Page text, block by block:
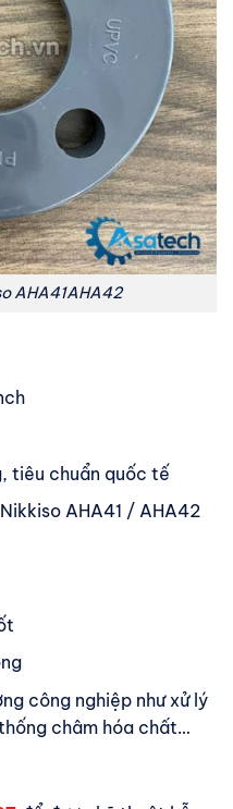
AHA41AHA42
tiêu chuẩn quốc tế
AHA41 / AHA42
công nghiệp như xử lý
châm hóa chất…